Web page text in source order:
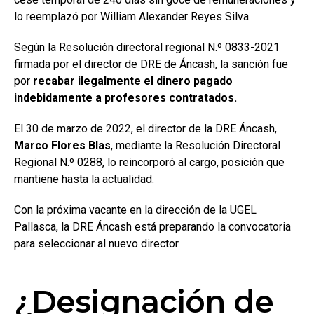
lo reemplazó por William Alexander Reyes Silva.
Según la Resolución directoral regional N.º 0833-2021
firmada por el director de DRE de Áncash, la sanción fue
por recabar ilegalmente el dinero pagado
indebidamente a profesores contratados.
El 30 de marzo de 2022, el director de la DRE Áncash,
Marco Flores Blas, mediante la Resolución Directoral
Regional N.º 0288, lo reincorporó al cargo, posición que
mantiene hasta la actualidad.
Con la próxima vacante en la dirección de la UGEL
Pallasca, la DRE Áncash está preparando la convocatoria
para seleccionar al nuevo director.
¿Designación de